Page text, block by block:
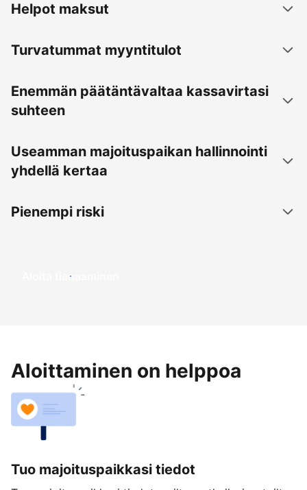
Helpot maksut
Turvatummat myyntitulot
Enemmän päätäntävaltaa kassavirtasi
suhteen
Useamman majoituspaikan hallinnointi
yhdellä kertaa
Pienempi riski
Aloita tienaaminen
Aloittaminen on helppoa
Tuo majoituspaikkasi tiedot